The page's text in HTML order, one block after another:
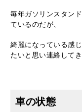
毎年ガソリンスタン
ているのだが、
綺麗になっている感
たいと思い連絡して
車の状態